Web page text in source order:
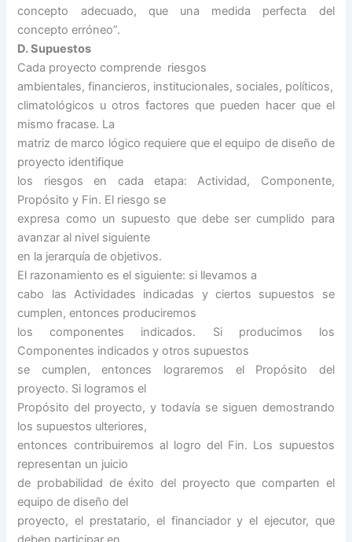
concepto adecuado, que una medida perfecta del
concepto erróneo”.
D. Supuestos
Cada proyecto comprende riesgos
ambientales, financieros, institucionales, sociales, políticos,
climatológicos u otros factores que pueden hacer que el
mismo fracase. La
matriz de marco lógico requiere que el equipo de diseño de
proyecto identifique
los riesgos en cada etapa: Actividad, Componente,
Propósito y Fin. El riesgo se
expresa como un supuesto que debe ser cumplido para
avanzar al nivel siguiente
en la jerarquía de objetivos.
El razonamiento es el siguiente: si llevamos a
cabo las Actividades indicadas y ciertos supuestos se
cumplen, entonces produciremos
los componentes indicados. Si producimos los
Componentes indicados y otros supuestos
se cumplen, entonces lograremos el Propósito del
proyecto. Si logramos el
Propósito del proyecto, y todavía se siguen demostrando
los supuestos ulteriores,
entonces contribuiremos al logro del Fin. Los supuestos
representan un juicio
de probabilidad de éxito del proyecto que comparten el
equipo de diseño del
proyecto, el prestatario, el financiador y el ejecutor, que